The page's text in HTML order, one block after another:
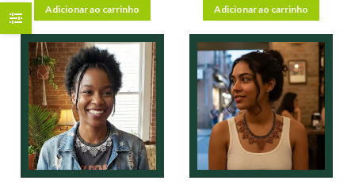
Adicionar ao carrinho Adicionar ao carrinho